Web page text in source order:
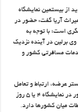
از بیستمین نمایشگاه
میراث آریا گفت: حضور در
است؛ با توجه به
وی برلین در آینده نزدیک
مسافرتی کشور و
عرضه، ارتباط و تعامل
با دولت ها و مردم سایر کشورهاست،گرچه مدت حضور در نمایشگاه ۴ یا ۵ روز
میان کشورها دارد.